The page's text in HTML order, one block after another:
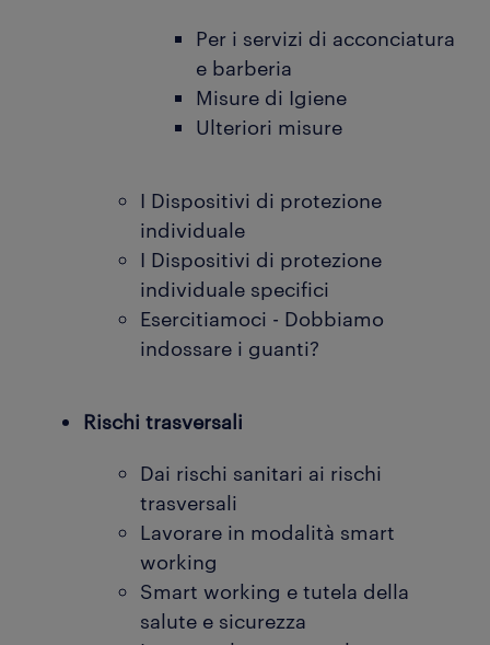
Per i servizi di acconciatura
e barberia
Misure di Igiene
Ulteriori misure
I Dispositivi di protezione
individuale
I Dispositivi di protezione
individuale specifici
Esercitiamoci - Dobbiamo
indossare i guanti?
Rischi trasversali
Dai rischi sanitari ai rischi
trasversali
Lavorare in modalità smart
working
Smart working e tutela della
salute e sicurezza